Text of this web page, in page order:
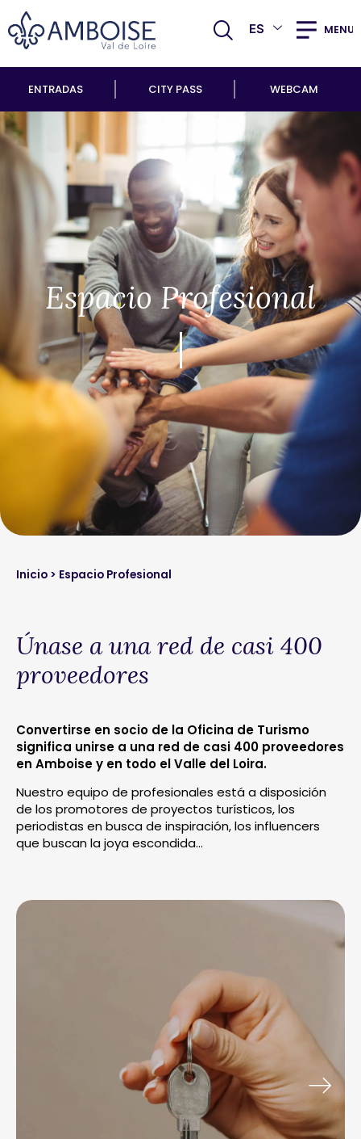
ES MENU
ENTRADAS CITY PASS WEBCAM
Espacio Profesional
Inicio > Espacio Profesional
Únase a una red de casi 400
proveedores
Convertirse en socio de la Oficina de Turismo
significa unirse a una red de casi 400 proveedores
en Amboise y en todo el Valle del Loira.
Nuestro equipo de profesionales está a disposición
de los promotores de proyectos turísticos, los
periodistas en busca de inspiración, los influencers
que buscan la joya escondida…